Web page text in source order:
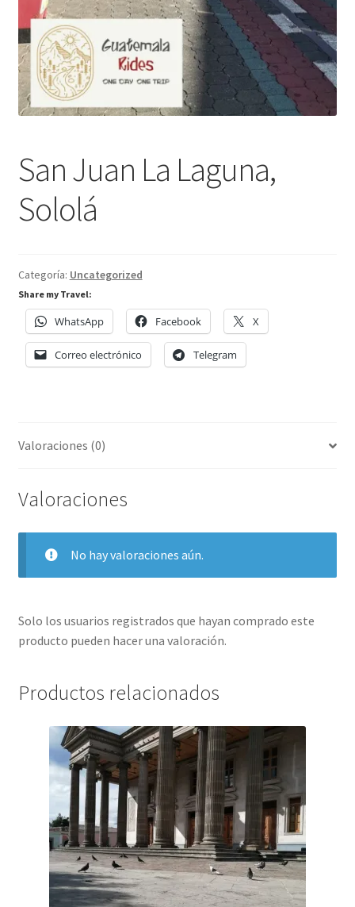
San Juan La Laguna,
Sololá
Categoría: Uncategorized
Share my Travel:
WhatsApp Facebook X
Correo electrónico Telegram
Valoraciones (0)
Valoraciones
No hay valoraciones aún.
Solo los usuarios registrados que hayan comprado este
producto pueden hacer una valoración.
Productos relacionados